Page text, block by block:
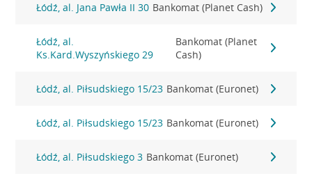
Łódź, al. Jana Pawła II 30 Bankomat (Planet Cash)
Łódź, al.
Ks.Kard.Wyszyńskiego 29
Bankomat (Planet
Cash)
Łódź, al. Piłsudskiego 15/23 Bankomat (Euronet)
Łódź, al. Piłsudskiego 15/23 Bankomat (Euronet)
Łódź, al. Piłsudskiego 3 Bankomat (Euronet)